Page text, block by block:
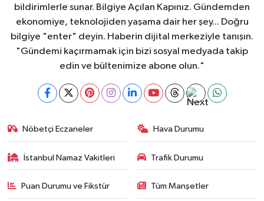
bildirimlerle sunar. Bilgiye Açılan Kapınız. Gündemden
ekonomiye, teknolojiden yaşama dair her şey... Doğru
bilgiye "enter" deyin. Haberin dijital merkeziyle tanışın.
"Gündemi kaçırmamak için bizi sosyal medyada takip
edin ve bültenimize abone olun."
Nöbetçi Eczaneler Hava Durumu
İstanbul Namaz Vakitleri Trafik Durumu
Puan Durumu ve Fikstür Tüm Manşetler